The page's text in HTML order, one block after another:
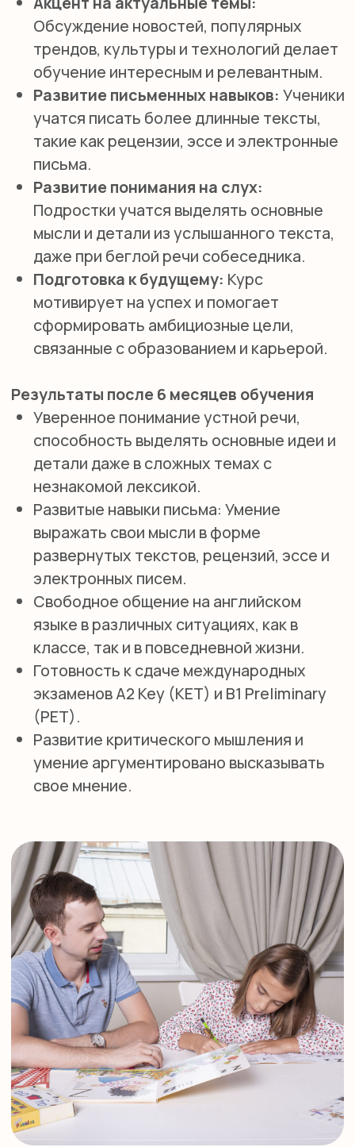
SMILE ENGLISH
SCHOOL
НАВИГАЦИЯ
Детям
Взрослым
Бизнес английский
International Baccalaureate (IB)
Английский для малышей
Английский онлайн
Предметы на английском
Подготовка в международные
школы
Английская гувернантка
Дом работницы
Няни из филиппин
ПОПУЛЯРНЫЕ УСЛУГИ
О КОМПАНИИ
КОНТАКТЫ
ПОЛУЧИТЬ КОНСУЛЬТАЦИЮ
Сотрудничество
Няни
Оплата
О школе
+7 (495) 278-08-79
hello@smileenglish.ru
121351, ул. Коцюбинского, 9 к.2
127006, ул. Каретный ряд, д.
3, Сад Эрмитаж
101000, ул. Маросейка, 15,
откройте для себя новый уровень
владения английским!
Подготовка в гимназию
GCSE exam
A-level exam